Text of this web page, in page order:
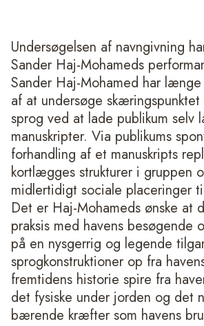
Undersøgelsen af navngivning
Sander Haj-Mohameds
Sander Haj-Mohamed har
af at undersøge
sprog ved at lade publikum selv
manuskripter. Via publikums
forhandling af et manuskripts
kortlægges strukturer i gruppen
midlertidigt sociale placeringer
Det er Haj-Mohameds ønske at
praksis med havens besøgende
på en nysgerrig og legende
sprogkonstruktioner op fra
fremtidens historie spire fra
det fysiske under jorden og det
bærende kræfter som havens